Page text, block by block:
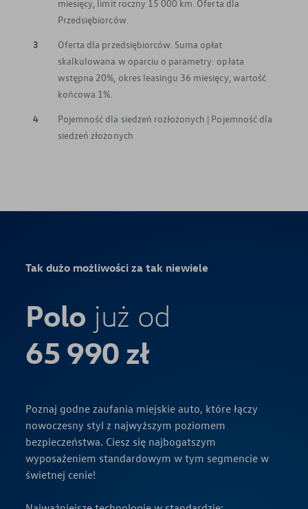
miesięcy, limit roczny 15 000 km. Oferta dla
Przedsiębiorców.
3
Oferta dla przedsiębiorców. Suma opłat
skalkulowana w oparciu o parametry: opłata
wstępna 20%, okres leasingu 36 miesięcy, wartość
końcowa 1%.
4
Pojemność dla siedzeń rozłożonych | Pojemność dla
siedzeń złożonych
Tak dużo możliwości za tak niewiele
Polo już od
65 990 zł
Poznaj godne zaufania miejskie auto, które łączy
nowoczesny styl z najwyższym poziomem
bezpieczeństwa. Ciesz się najbogatszym
wyposażeniem standardowym w tym segmencie w
świetnej cenie!